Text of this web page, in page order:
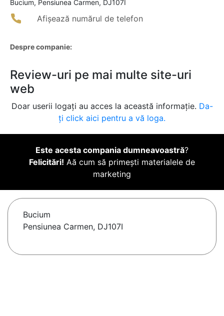
Bucium, Pensiunea Carmen, DJ107I
Afișează numărul de telefon
Despre companie:
Review-uri pe mai multe site-uri
web
Doar userii logați au acces la această informație. Da-
ți click aici pentru a vă loga.
Este acesta compania dumneavoastră?
Felicitări! Aă cum să primești materialele de
marketing
Bucium
Pensiunea Carmen, DJ107I